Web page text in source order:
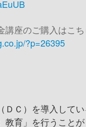
座のご購入はこち
?p=26395
Ｃ）を導入してい
教育」を行うこと